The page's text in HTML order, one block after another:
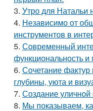
3. Утро для Натальи
4. Независимо от
инструментов в
5. Современный
функциональность
6. Сочетание
глубины, уюта и
7. Создание уличной
8. Мы показываем,